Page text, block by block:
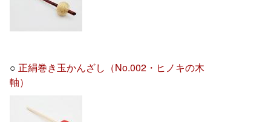
○ 正絹巻き玉かんざし（No.002・ヒノキの木
軸）